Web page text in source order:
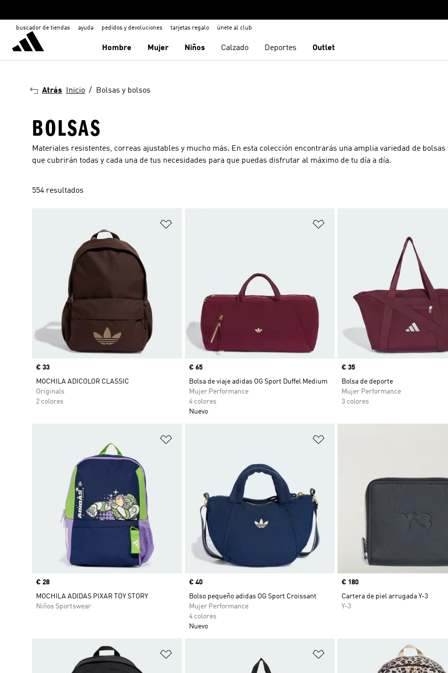
buscador de tiendas ayuda pedidos y devoluciones tarjetas regalo únete al club
Hombre Mujer Niños Calzado Deportes Outlet
Atrás Inicio Bolsas y bolsos
BOLSAS
Materiales resistentes, correas ajustables y mucho más. En esta colección encontrarás una amplia variedad de bolsas
que cubrirán todas y cada una de tus necesidades para que puedas disfrutar al máximo de tu día a día.
554 resultados
Precio
€ 33
MOCHILA ADICOLOR CLASSIC
Originals
2 colores
Precio
€ 65
Bolsa de viaje adidas OG Sport Duffel Medium
Mujer Performance
4 colores
Nuevo
Precio
€ 35
Bolsa de deporte
Mujer Performance
3 colores
Precio
€ 28
MOCHILA ADIDAS PIXAR TOY STORY
Niños Sportswear
Precio
€ 40
Bolso pequeño adidas OG Sport Croissant
Mujer Performance
4 colores
Nuevo
Precio
€ 180
Cartera de piel arrugada Y-3
Y-3
Añadir a la lista de deseos